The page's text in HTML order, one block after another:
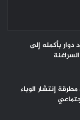
بأكمله إلى
إنتشار الوباء